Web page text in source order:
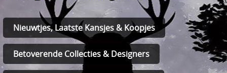
Nieuwtjes, Laatste Kansjes & Koopjes
Betoverende Collecties & Designers